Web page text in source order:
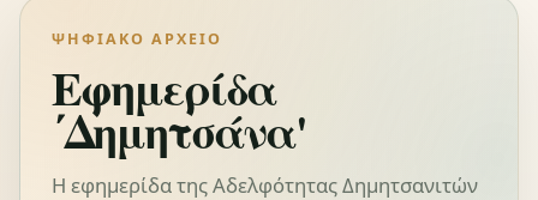
ΨΗΦΙΑΚΌ ΑΡΧΕΊΟ
Εφημερίδα
΄Δημητσάνα'
Η εφημερίδα της Αδελφότητας Δημητσανιτών